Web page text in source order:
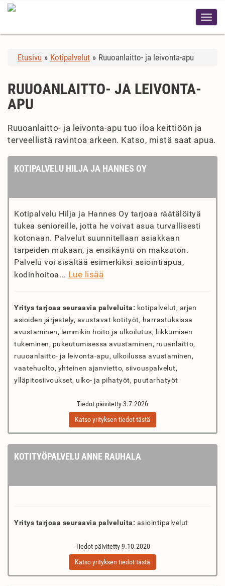
Etusivu » Kotipalvelut » Ruuoanlaitto- ja leivonta-apu
RUUOANLAITTO- JA LEIVONTA-
APU
Ruuoanlaitto- ja leivonta-apu tuo iloa keittiöön ja
terveellistä ravintoa arkeen. Katso, mistä saat apua.
KOTIPALVELU HILJA JA HANNES OY
Kotipalvelu Hilja ja Hannes Oy tarjoaa räätälöityä
tukea senioreille, jotta he voivat asua turvallisesti
kotonaan. Palvelut suunnitellaan asiakkaan
tarpeiden mukaan, ja ensikäynti on maksuton.
Palvelu voi sisältää esimerkiksi asiointiapua,
kodinhoitoa... Lue lisää
Yritys tarjoaa seuraavia palveluita: kotipalvelut, arjen
asioiden järjestely, avustavat kotityöt, harrastuksissa
avustaminen, lemmikin hoito ja ulkoilutus, liikkumisen
tukeminen, pukeutumisessa avustaminen, ruuanlaitto,
ruuoanlaitto- ja leivonta-apu, ulkoilussa avustaminen,
vaatehuolto, yhteinen ajanvietto, siivouspalvelut,
ylläpitosiivoukset, ulko- ja pihatyöt, puutarhatyöt
Tiedot päivitetty 3.7.2026
Katso yrityksen tiedot tästä
KOTITYÖPALVELU ANNE RAUHALA
Yritys tarjoaa seuraavia palveluita: asiointipalvelut
Tiedot päivitetty 9.10.2020
Katso yrityksen tiedot tästä